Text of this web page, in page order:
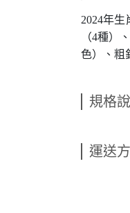
2024年
（4種）
色）、粗
規格
運送